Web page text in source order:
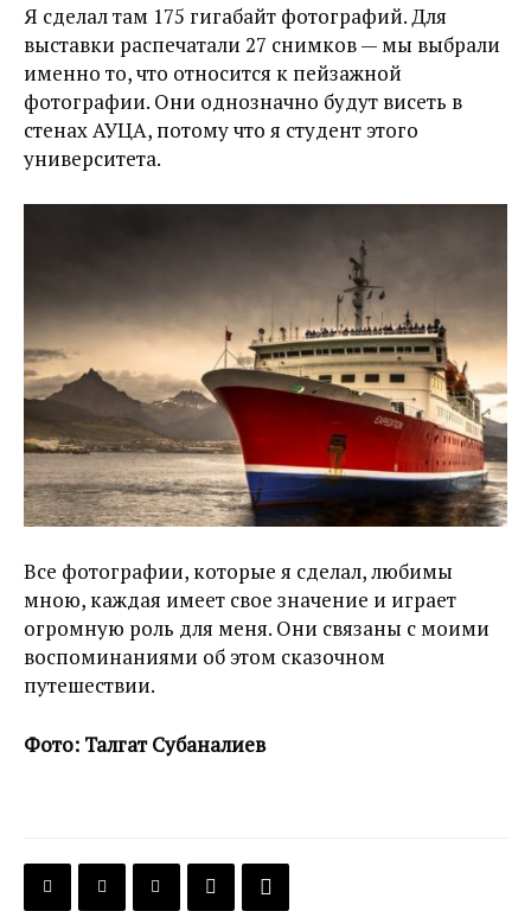
Я сделал там 175 гигабайт фотографий. Для
выставки распечатали 27 снимков — мы выбрали
именно то, что относится к пейзажной
фотографии. Они однозначно будут висеть в
стенах АУЦА, потому что я студент этого
университета.
Все фотографии, которые я сделал, любимы
мною, каждая имеет свое значение и играет
огромную роль для меня. Они связаны с моими
воспоминаниями об этом сказочном
путешествии.
Фото: Талгат Субаналиев